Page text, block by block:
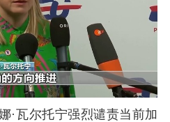
·瓦尔托宁强烈谴责当前加